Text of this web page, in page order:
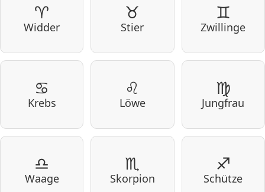
♈
Widder
♉
Stier
♊
Zwillinge
♋
Krebs
♌
Löwe
♍
Jungfrau
♎
Waage
♏
Skorpion
♐
Schütze